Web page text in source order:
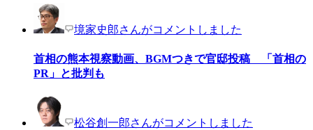
境家史郎さんがコメントしました
首相の熊本視察動画、BGMつきで官邸投稿 「首相の
PR」と批判も
松谷創一郎さんがコメントしました